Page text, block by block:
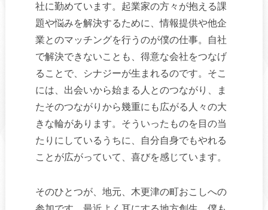
社に勤めています。起業家の方々が抱える課
題や悩みを解決するために、情報提供や他企
業とのマッチングを行うのが僕の仕事。自社
で解決できないことも、得意な会社をつなげ
ることで、シナジーが生まれるのです。そこ
には、出会いから始まる人とのつながり、ま
たそのつながりから幾重にも広がる人々の大
きな輪があります。そういったものを目の当
たりにしているうちに、自分自身でもやれる
ことが広がっていて、喜びを感じています。
そのひとつが、地元、木更津の町おこしへの